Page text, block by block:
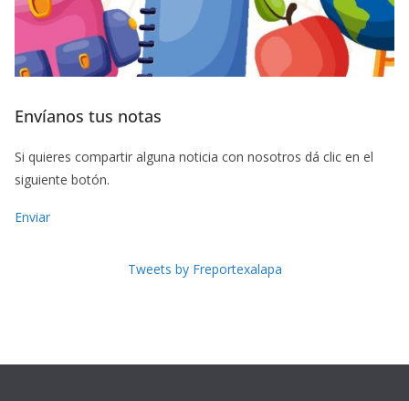
Envíanos tus notas
Si quieres compartir alguna noticia con nosotros dá clic en el
siguiente botón.
Enviar
Tweets by Freportexalapa